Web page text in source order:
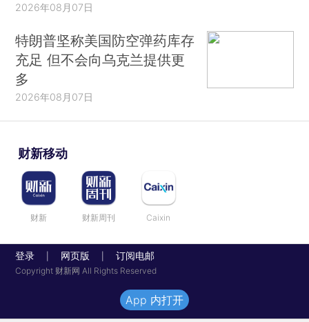
2026年08月07日
特朗普坚称美国防空弹药库存
充足 但不会向乌克兰提供更
多
2026年08月07日
财新移动
财新 财新周刊 Caixin
登录 网页版 订阅电邮
Copyright 财新网 All Rights Reserved
App 内打开